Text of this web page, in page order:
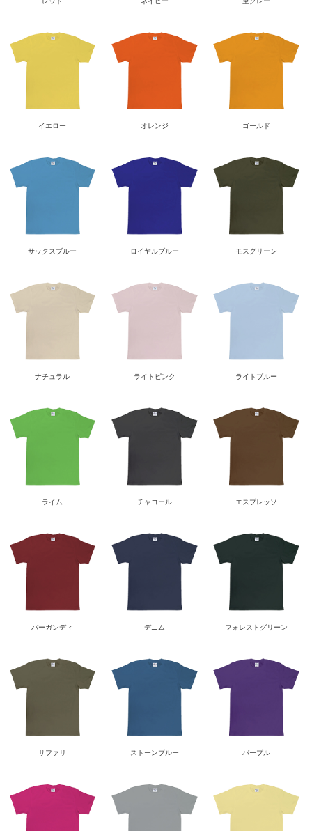
イエロー オレンジ ゴールド
サックスブルー ロイヤルブルー モスグリーン
ナチュラル ライトピンク ライトブルー
ライム チャコール エスプレッソ
バーガンディ デニム フォレストグリーン
サファリ ストーンブルー パープル